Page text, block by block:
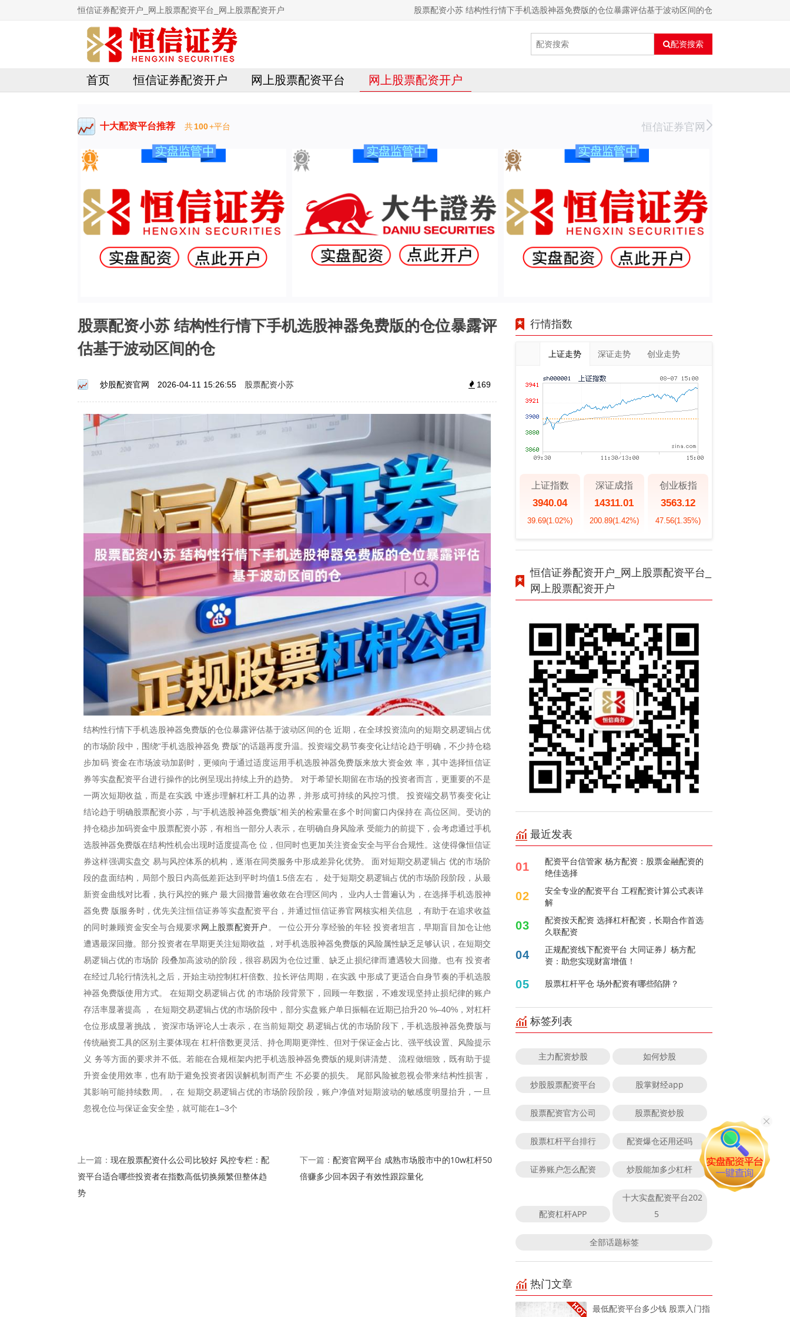
恒信证券配资开户_网上股票配资平台_网上股票配资开户 股票配资小苏 结构性行情下手机选股神器免费版的仓位暴露评估基于波动区间的仓
配资搜索
首页 恒信证券配资开户 网上股票配资平台 网上股票配资开户
十大配资平台推荐 共100+平台 恒信证券官网
股票配资小苏 结构性行情下手机选股神器免费版的仓位暴露评
估基于波动区间的仓
炒股配资官网 2026-04-11 15:26:55 股票配资小苏 169
结构性行情下手机选股神器免费版的仓位暴露评估基于波动区间的仓 近期，在全球投资流向的短期交易逻辑占优
的市场阶段中，围绕“手机选股神器免 费版”的话题再度升温。投资端交易节奏变化让结论趋于明确，不少持仓稳
步加码 资金在市场波动加剧时，更倾向于通过适度运用手机选股神器免费版来放大资金效 率，其中选择恒信证
券等实盘配资平台进行操作的比例呈现出持续上升的趋势。 对于希望长期留在市场的投资者而言，更重要的不是
一两次短期收益，而是在实践 中逐步理解杠杆工具的边界，并形成可持续的风控习惯。 投资端交易节奏变化让
结论趋于明确股票配资小苏，与“手机选股神器免费版”相关的检索量在多个时间窗口内保持在 高位区间。受访的
持仓稳步加码资金中股票配资小苏，有相当一部分人表示，在明确自身风险承 受能力的前提下，会考虑通过手机
选股神器免费版在结构性机会出现时适度提高仓 位，但同时也更加关注资金安全与平台合规性。这使得像恒信证
券这样强调实盘交 易与风控体系的机构，逐渐在同类服务中形成差异化优势。 面对短期交易逻辑占 优的市场阶
段的盘面结构，局部个股日内高低差距达到平时均值1.5倍左右， 处于短期交易逻辑占优的市场阶段阶段，从最
新资金曲线对比看，执行风控的账户 最大回撤普遍收敛在合理区间内， 业内人士普遍认为，在选择手机选股神
器免费 版服务时，优先关注恒信证券等实盘配资平台，并通过恒信证券官网核实相关信息 ，有助于在追求收益
的同时兼顾资金安全与合规要求网上股票配资开户。 一位公开分享经验的年轻 投资者坦言，早期盲目加仓让他
遭遇最深回撤。部分投资者在早期更关注短期收益 ，对手机选股神器免费版的风险属性缺乏足够认识，在短期交
易逻辑占优的市场阶 段叠加高波动的阶段，很容易因为仓位过重、缺乏止损纪律而遭遇较大回撤。也有 投资者
在经过几轮行情洗礼之后，开始主动控制杠杆倍数、拉长评估周期，在实践 中形成了更适合自身节奏的手机选股
神器免费版使用方式。 在短期交易逻辑占优 的市场阶段背景下，回顾一年数据，不难发现坚持止损纪律的账户
存活率显著提高 ， 在短期交易逻辑占优的市场阶段中，部分实盘账户单日振幅在近期已抬升20 %–40%，对杠杆
仓位形成显著挑战， 资深市场评论人士表示，在当前短期交 易逻辑占优的市场阶段下，手机选股神器免费版与
传统融资工具的区别主要体现在 杠杆倍数更灵活、持仓周期更弹性、但对于保证金占比、强平线设置、风险提示
义 务等方面的要求并不低。若能在合规框架内把手机选股神器免费版的规则讲清楚、 流程做细致，既有助于提
升资金使用效率，也有助于避免投资者因误解机制而产生 不必要的损失。 尾部风险被忽视会带来结构性损害，
其影响可能持续数周。，在 短期交易逻辑占优的市场阶段阶段，账户净值对短期波动的敏感度明显抬升，一旦
忽视仓位与保证金安全垫，就可能在1–3个
上一篇： 现在股票配资什么公司比较好 风控专栏：配
资平台适合哪些投资者在指数高低切换频繁但整体趋
势
下一篇： 配资官网平台 成熟市场股市中的10w杠杆50
倍赚多少回本因子有效性跟踪量化
行情指数
上证走势 深证走势 创业走势
上证指数
3940.04
39.69(1.02%)
深证成指
14311.01
200.89(1.42%)
创业板指
3563.12
47.56(1.35%)
恒信证券配资开户_网上股票配资平台_
网上股票配资开户
最近发表
01
配资平台信管家 杨方配资：股票金融配资的
绝佳选择
02
安全专业的配资平台 工程配资计算公式表详
解
03
配资按天配资 选择杠杆配资，长期合作首选
久联配资
04
正规配资线下配资平台 大同证券丿杨方配
资：助您实现财富增值！
05 股票杠杆平仓 场外配资有哪些陷阱？
标签列表
主力配资炒股 如何炒股
炒股股票配资平台 股掌财经app
股票配资官方公司 股票配资炒股
股票杠杆平台排行 配资爆仓还用还吗
证券账户怎么配资 炒股能加多少杠杆
配资杠杆APP
十大实盘配资平台202
5
全部话题标签
热门文章
最低配资平台多少钱 股票入门指